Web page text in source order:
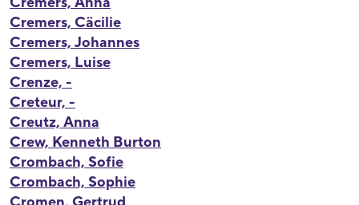
Cremers, Cäcilie
Cremers, Johannes
Cremers, Luise
Crenze, -
Creteur, -
Creutz, Anna
Crew, Kenneth Burton
Crombach, Sofie
Crombach, Sophie